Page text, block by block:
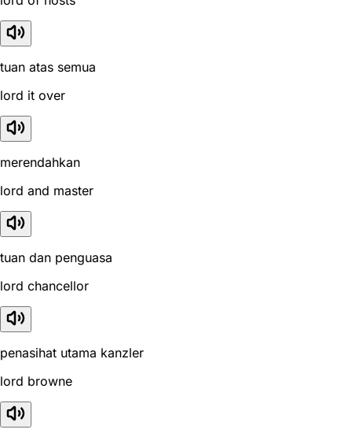
tuan atas semua
lord it over
merendahkan
lord and master
tuan dan penguasa
lord chancellor
penasihat utama kanzler
lord browne